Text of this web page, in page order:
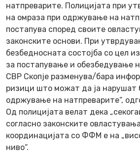
натпреварите. Полицијата при
на омраза при одржување на
постапува според своите
законските основи. При
безбедносната состојба со цел
за постапување и обезбедување
СВР Скопје разменува/бара
ризици што можат да ја нарушат
одржување на натпреварите“,
Од полицијата велат дека
согласно законските
координацијата со ФФМ е на
ниво“.